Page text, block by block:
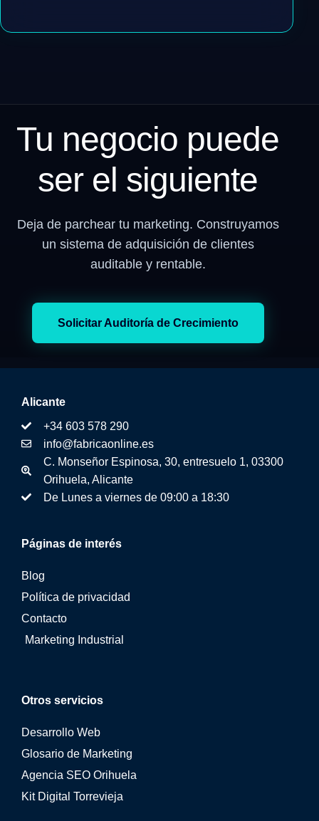
Tu negocio puede
ser el siguiente
Deja de parchear tu marketing. Construyamos
un sistema de adquisición de clientes
auditable y rentable.
Solicitar Auditoría de Crecimiento
Otros servicios
Desarrollo Web
Glosario de Marketing
Agencia SEO Orihuela
Kit Digital Torrevieja
Páginas de interés
Blog
Política de privacidad
Contacto
Marketing Industrial
Alicante
+34 603 578 290
info@fabricaonline.es
C. Monseñor Espinosa, 30, entresuelo 1, 03300
Orihuela, Alicante
De Lunes a viernes de 09:00 a 18:30